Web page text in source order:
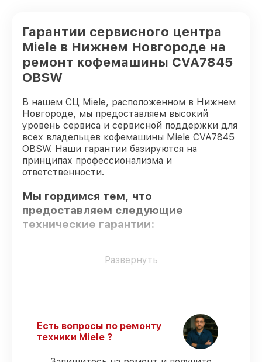
Гарантии сервисного центра
Miele в Нижнем Новгороде на
ремонт кофемашины CVA7845
OBSW
В нашем СЦ Miele, расположенном в Нижнем
Новгороде, мы предоставляем высокий
уровень сервиса и сервисной поддержки для
всех владельцев кофемашины Miele CVA7845
OBSW. Наши гарантии базируются на
принципах профессионализма и
ответственности.
Мы гордимся тем, что
предоставляем следующие
технические гарантии:
Использование оригинальных
работники проходят обязательное
обучение и ежегодную аттестацию, что
подтверждает их уровень мастерства.
– починка
Развернуть
Есть вопросы по ремонту
техники Miele ?